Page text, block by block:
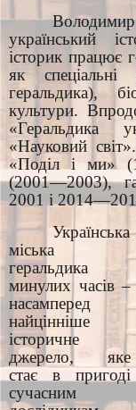
український
історик працює
як спеціальні
геральдика),
культури.
«Геральдика
«Науковий
«Поділ і ми»
(2001—2003),
2001 і
Українська
міська
геральдика
минулих часів –
насамперед
найцінніше
історичне
джерело, яке
стає в пригоді
сучасним